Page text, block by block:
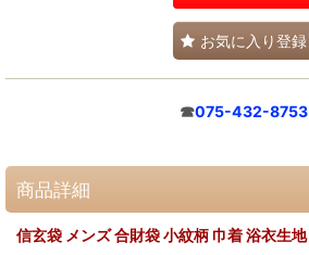
お気に入り登録
☎075-432-8753
商品詳細
信玄袋 メンズ 合財袋 小紋柄 巾着 浴衣生地